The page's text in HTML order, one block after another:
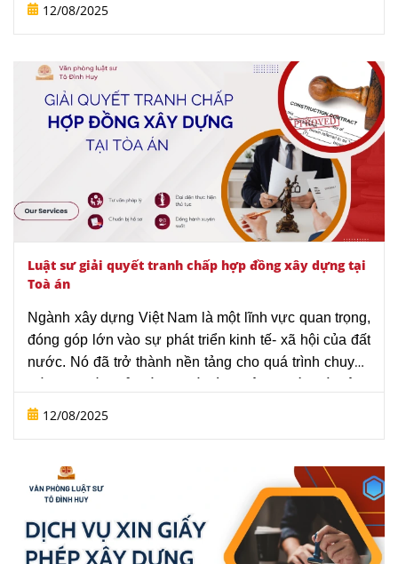
Để tránh bị mất cọc, phạt cọc hoặc dẫn đến tranh
chấp làm mất thời gian, công sức của các bên thì
việc hiểu biết các quy định pháp luật là quan trọng.
Do đó, việc có sự tư vấn và hỗ trợ của Luật sư là rất
cần thiết trong giao dịch đặt cọc. Trong phạm vi bài
viết, chúng tôi xin giới thiệu dịch vụ tư vấn và soạn
thảo hợp đồng đặt cọc nhà đất để quý khách hàng
được biết.
12/08/2025
Luật sư giải quyết tranh chấp hợp đồng xây dựng tại
Toà án
Ngành xây dựng Việt Nam là một lĩnh vực quan trọng,
đóng góp lớn vào sự phát triển kinh tế- xã hội của đất
nước. Nó đã trở thành nền tảng cho quá trình chuyển
nghiệp hóa nhanh chóng của đất nước. Song, hiện
ra tranh chấp, luật sư giải quyết tranh chấp về hợp
đồng xây dựng tại Tòa án như thế nào? Bài viết này
làm rõ những khía cạnh pháp lý xoay quanh vấn đề
đang được nhiều người quan tâm này.
12/08/2025